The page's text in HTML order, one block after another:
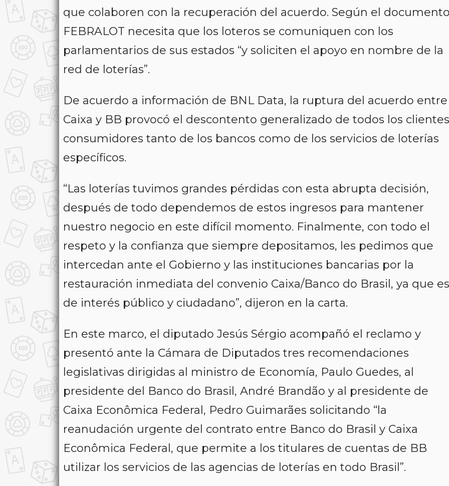
que colaboren con la recuperación del acuerdo. Según el
FEBRALOT necesita que los loteros se comuniquen con los
parlamentarios de sus estados “y soliciten el apoyo en nombre de la
red de loterías”.
De acuerdo a información de BNL Data, la ruptura del acuerdo entre
Caixa y BB provocó el descontento generalizado de todos los
consumidores tanto de los bancos como de los servicios de loterías
específicos.
“Las loterías tuvimos grandes pérdidas con esta abrupta decisión,
después de todo dependemos de estos ingresos para mantener
nuestro negocio en este difícil momento. Finalmente, con todo el
respeto y la confianza que siempre depositamos, les pedimos que
intercedan ante el Gobierno y las instituciones bancarias por la
restauración inmediata del convenio Caixa/Banco do Brasil, ya que es
de interés público y ciudadano”, dijeron en la carta.
En este marco, el diputado Jesús Sérgio acompañó el reclamo y
presentó ante la Cámara de Diputados tres recomendaciones
legislativas dirigidas al ministro de Economía, Paulo Guedes, al
presidente del Banco do Brasil, André Brandão y al presidente de
Caixa Econômica Federal, Pedro Guimarães solicitando “la
reanudación urgente del contrato entre Banco do Brasil y Caixa
Econômica Federal, que permite a los titulares de cuentas de BB
utilizar los servicios de las agencias de loterías en todo Brasil”.